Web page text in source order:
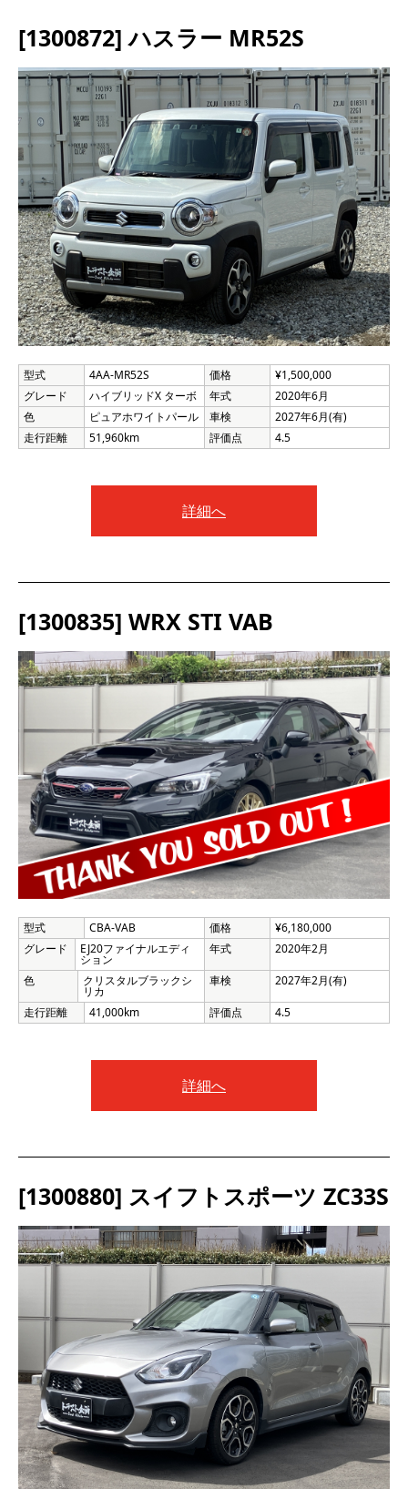
[1300872] ハスラー MR52S
型式 4AA-MR52S 価格
¥1,500,000
グレード
ハイブリッドX ターボ 年式
2020年6月
色
ピュアホワイトパール 車検
2027年6月(有)
走行距離
51,960km 評価点 4.5
詳細へ
[1300835] WRX STI VAB
型式 CBA-VAB 価格
¥6,180,000
グレード
EJ20ファイナルエディ
ション
年式 2020年2月
色 クリスタルブラックシ
リカ
車検 2027年2月(有)
走行距離 41,000km 評価点 4.5
詳細へ
[1300880] スイフトスポーツ ZC33S